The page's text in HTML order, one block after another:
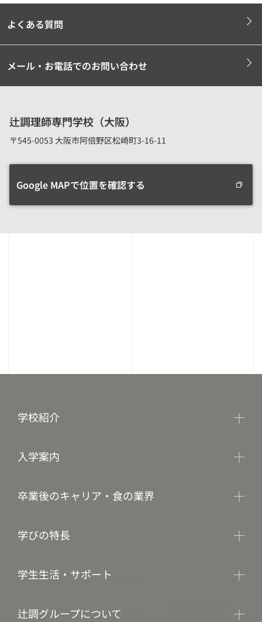
よくある質問
メール・お電話でのお問い合わせ
辻調理師専門学校（大阪）
〒545-0053 大阪市阿倍野区松崎町3-16-11
Google MAPで位置を確認する
学校紹介
入学案内
卒業後のキャリア・食の業界
学びの特長
学生生活・サポート
辻調グループについて